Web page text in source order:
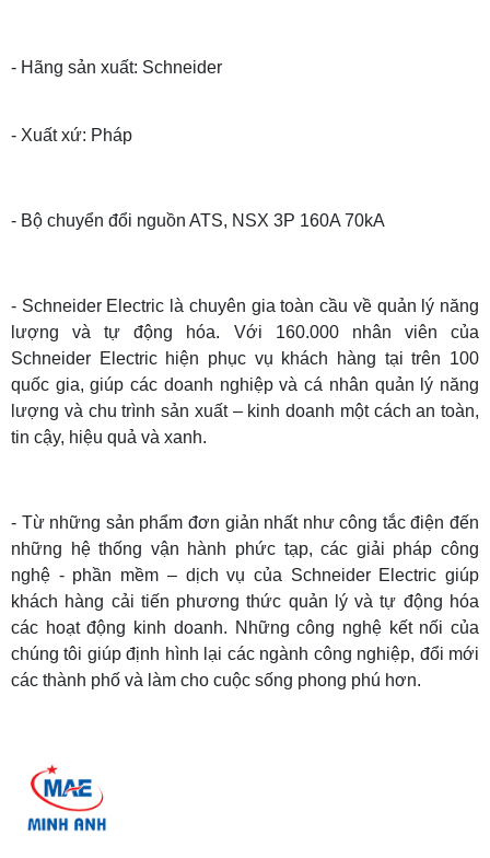
- Hãng sản xuất: Schneider
- Xuất xứ: Pháp
- Bộ chuyển đổi nguồn ATS, NSX 3P 160A 70kA
- Schneider Electric là chuyên gia toàn cầu về quản lý năng
lượng và tự động hóa. Với 160.000 nhân viên của
Schneider Electric hiện phục vụ khách hàng tại trên 100
quốc gia, giúp các doanh nghiệp và cá nhân quản lý năng
lượng và chu trình sản xuất – kinh doanh một cách an toàn,
tin cậy, hiệu quả và xanh.
- Từ những sản phẩm đơn giản nhất như công tắc điện đến
những hệ thống vận hành phức tạp, các giải pháp công
nghệ - phần mềm – dịch vụ của Schneider Electric giúp
khách hàng cải tiến phương thức quản lý và tự động hóa
các hoạt động kinh doanh. Những công nghệ kết nối của
chúng tôi giúp định hình lại các ngành công nghiệp, đổi mới
các thành phố và làm cho cuộc sống phong phú hơn.